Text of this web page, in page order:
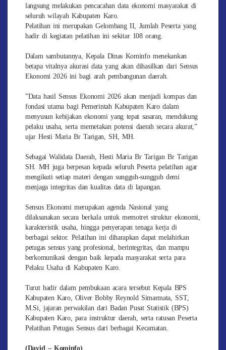
langsung melakukan pencacahan data ekonomi masyarakat di
seluruh wilayah Kabupaten Karo.
Pelatihan ini merupakan Gelombang II, Jumlah Peserta yang
hadir di kegiatan pelatihan ini sekitar 108 orang.
​Dalam sambutannya, Kepala Dinas Kominfo menekankan
betapa vitalnya akurasi data yang akan dihasilkan dari Sensus
Ekonomi 2026 ini bagi arah pembangunan daerah.
​”Data hasil Sensus Ekonomi 2026 akan menjadi kompas dan
fondasi utama bagi Pemerintah Kabupaten Karo dalam
menyusun kebijakan ekonomi yang tepat sasaran, mendukung
pelaku usaha, serta memetakan potensi daerah secara akurat,”
ujar Hesti Maria Br Tarigan, SH, MH.
​Sebagai Walidata Daerah, Hesti Maria Br Tarigan Br Tarigan
SH. MH juga berpesan kepada seluruh Peserta pelatihan agar
mengikuti setiap materi dengan sungguh-sungguh demi
menjaga integritas dan kualitas data di lapangan.
​Sensus Ekonomi merupakan agenda Nasional yang
dilaksanakan secara berkala untuk memotret struktur ekonomi,
karakteristik usaha, hingga penyerapan tenaga kerja di
berbagai sektor. Pelatihan ini diharapkan dapat melahirkan
petugas sensus yang profesional, berintegritas, dan mampu
berkomunikasi dengan baik kepada masyarakat serta para
Pelaku Usaha di Kabupaten Karo.
​Turut hadir dalam pembukaan acara tersebut Kepala BPS
Kabupaten Karo, Oliver Bobby Reynold Simarmata, SST,
M.Si, jajaran perwakilan dari Badan Pusat Statistik (BPS)
Kabupaten Karo, para instruktur daerah, serta ratusan Peserta
Pelatihan Petugas Sensus dari berbagai Kecamatan.
(David – Kominfo)